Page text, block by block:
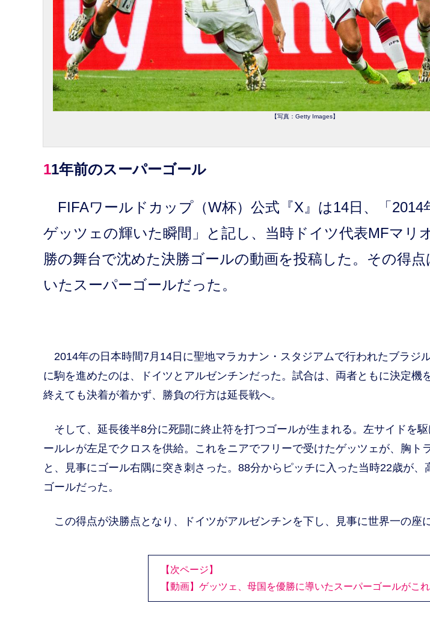
【写真：Getty Images】
11年前のスーパーゴール
FIFAワールドカップ（W杯）公式『X』は14日、「2014
ゲッツェの輝いた瞬間」と記し、当時ドイツ代表MFマリ
勝の舞台で沈めた決勝ゴールの動画を投稿した。その得
いたスーパーゴールだった。
2014年の日本時間7月14日に聖地マラカナン・スタジアムで行われたブラジ
に駒を進めたのは、ドイツとアルゼンチンだった。試合は、両者ともに決定機
終えても決着が着かず、勝負の行方は延長戦へ。
そして、延長後半8分に死闘に終止符を打つゴールが生まれる。左サイドを駆
ールレが左足でクロスを供給。これをニアでフリーで受けたゲッツェが、胸ト
と、見事にゴール右隅に突き刺さった。88分からピッチに入った当時22歳が
ゴールだった。
この得点が決勝点となり、ドイツがアルゼンチンを下し、見事に世界一の座
【次ページ】
【動画】ゲッツェ、母国を優勝に導いたスーパーゴールがこれ